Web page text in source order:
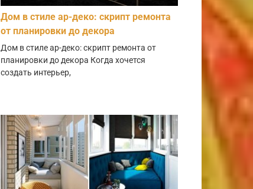
Дом в стиле ар-деко: скрипт ремонта
от планировки до декора
Дом в стиле ар-деко: скрипт ремонта от
планировки до декора Когда хочется
создать интерьер,